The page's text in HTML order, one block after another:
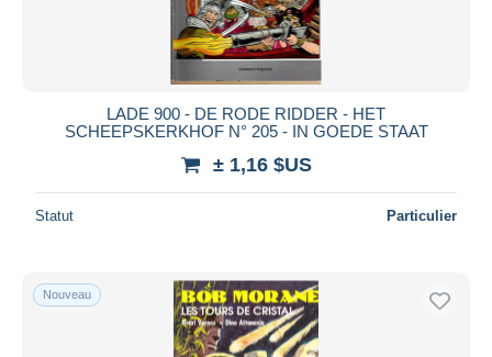
LADE 900 - DE RODE RIDDER - HET
SCHEEPSKERKHOF N° 205 - IN GOEDE STAAT
± 1,16 $US
Statut Particulier
Nouveau